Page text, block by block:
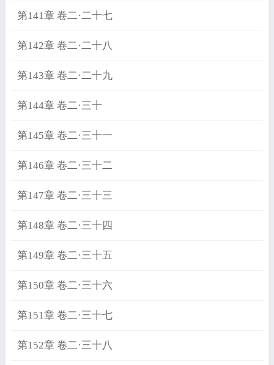
第141章 卷二·二十七
第142章 卷二·二十八
第143章 卷二·二十九
第144章 卷二·三十
第145章 卷二·三十一
第146章 卷二·三十二
第147章 卷二·三十三
第148章 卷二·三十四
第149章 卷二·三十五
第150章 卷二·三十六
第151章 卷二·三十七
第152章 卷二·三十八